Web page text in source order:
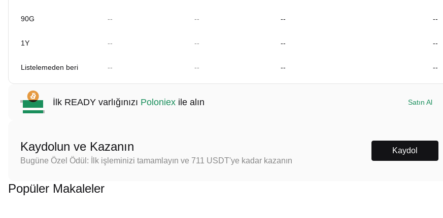
90G -- -- -- --
1Y -- -- -- --
Listelemeden beri -- -- -- --
İlk READY varlığınızı Poloniex ile alın Satın Al
Kaydolun ve Kazanın
Bugüne Özel Ödül: İlk işleminizi tamamlayın ve 711 USDT'ye kadar kazanın
Kaydol
Popüler Makaleler